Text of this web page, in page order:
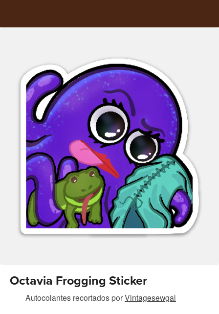
Octavia Frogging Sticker
Autocolantes recortadosporVintagesewgal